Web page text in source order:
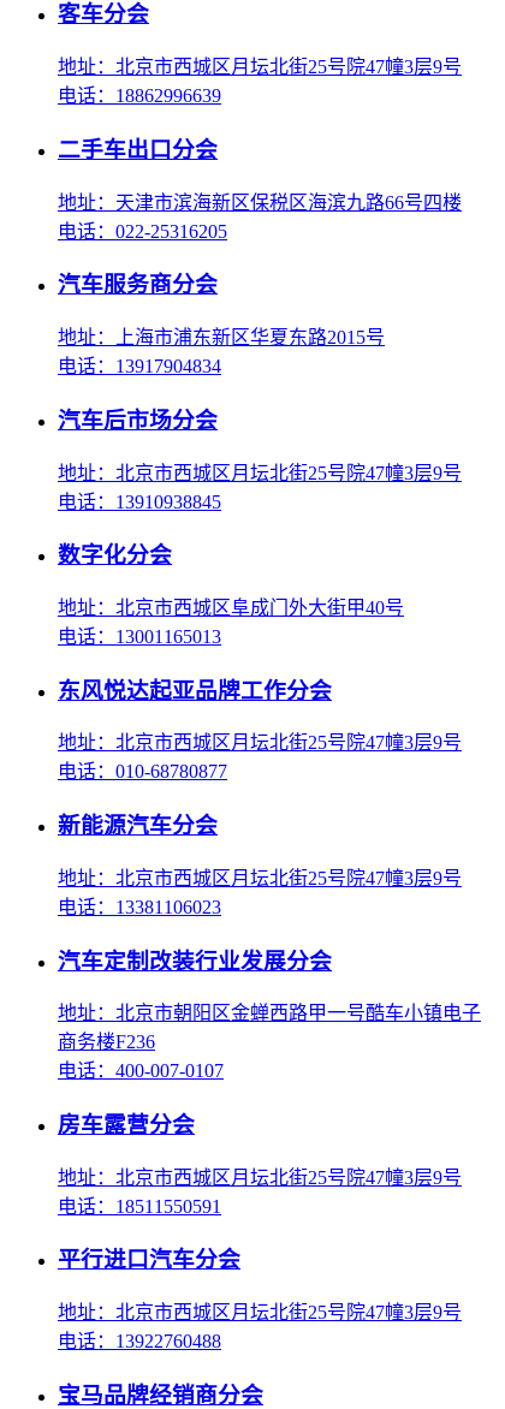
客车分会
地址：北京市西城区月坛北街25号院47幢3层9号
电话：18862996639
二手车出口分会
地址：天津市滨海新区保税区海滨九路66号四楼
电话：022-25316205
汽车服务商分会
地址：上海市浦东新区华夏东路2015号
电话：13917904834
汽车后市场分会
地址：北京市西城区月坛北街25号院47幢3层9号
电话：13910938845
数字化分会
地址：北京市西城区阜成门外大街甲40号
电话：13001165013
东风悦达起亚品牌工作分会
地址：北京市西城区月坛北街25号院47幢3层9号
电话：010-68780877
新能源汽车分会
地址：北京市西城区月坛北街25号院47幢3层9号
电话：13381106023
汽车定制改装行业发展分会
地址：北京市朝阳区金蝉西路甲一号酷车小镇电子
商务楼F236
电话：400-007-0107
房车露营分会
地址：北京市西城区月坛北街25号院47幢3层9号
电话：18511550591
平行进口汽车分会
地址：北京市西城区月坛北街25号院47幢3层9号
电话：13922760488
宝马品牌经销商分会